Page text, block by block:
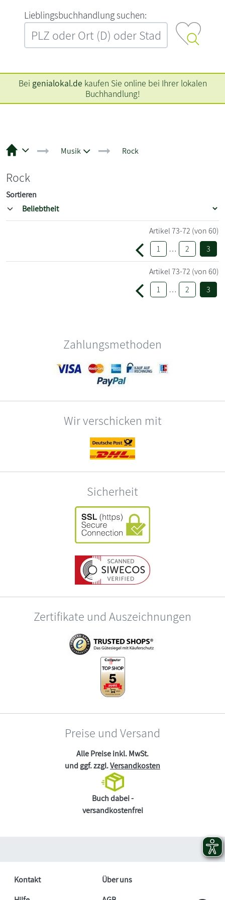
L‍i‍e‍b‍l‍i‍n‍g‍s‍b‍u‍c‍h‍h‍a‍n‍d‍l‍u‍n‍g‍ ‍s‍u‍c‍h‍e‍n‍:‍
Bei genialokal.de kaufen Sie online bei Ihrer lokalen
Buchhandlung!
Musik Rock
Rock
Sortieren
Artikel73-72 (von 60)
1
… 2 3
Artikel73-72 (von 60)
1
… 2 3
Zahlungsmethoden
Wir verschicken mit
Sicherheit
Zertifikate und Auszeichnungen
Preise und Versand
Alle Preise inkl. MwSt.
und ggf. zzgl.Versandkosten
Buch dabei -
versandkostenfrei
Kontakt
Über uns